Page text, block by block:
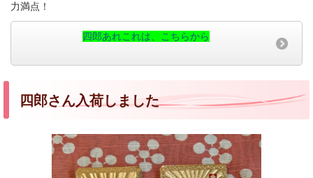
力満点！
四郎あれこれは、こちらから
四郎さん入荷しました